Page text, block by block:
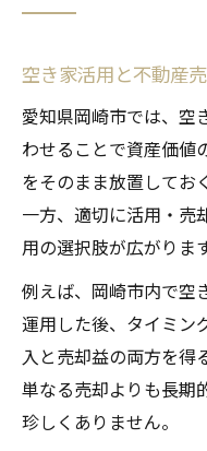
空き家活用と不動産
愛知県岡崎市では、空
わせることで資産価値
をそのまま放置してお
一方、適切に活用・売
用の選択肢が広がります
例えば、岡崎市内で空
運用した後、タイミン
入と売却益の両方を得
単なる売却よりも長期
珍しくありません。